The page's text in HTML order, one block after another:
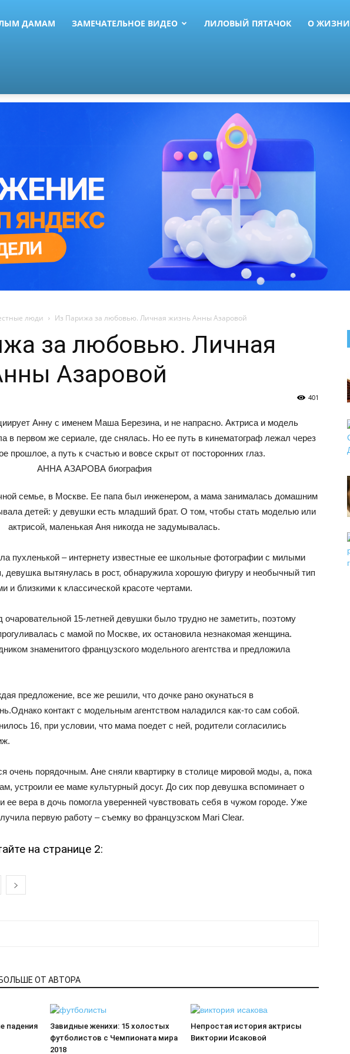
ДАМАМ ЗАМЕЧАТЕЛЬНОЕ ВИДЕО ЛИЛОВЫЙ ПЯТАЧОК О ЖИЗНИ
люди Из Парижа за любовью. Личная жизнь Анны Азаровой
за любовью. Личная
Азаровой
401
Анну с именем Маша Березина, и не напрасно. Актриса и модель
в первом же сериале, где снялась. Но ее путь в кинематограф лежал через
прошлое, а путь к счастью и вовсе скрыт от посторонних глаз.
семье, в Москве. Ее папа был инженером, а мама занималась домашним
детей: у девушки есть младший брат. О том, чтобы стать моделью или
актрисой, маленькая Аня никогда не задумывалась.
пухленькой – интернету известные ее школьные фотографии с милыми
девушка вытянулась в рост, обнаружила хорошую фигуру и необычный тип
и близкими к классической красоте чертами.
очаровательной 15-летней девушки было трудно не заметить, поэтому
с мамой по Москве, их остановила незнакомая женщина.
знаменитого французского модельного агентства и предложила
предложение, все же решили, что дочке рано окунаться в
Однако контакт с модельным агентством наладился как-то сам собой.
16, при условии, что мама поедет с ней, родители согласились
очень порядочным. Ане сняли квартирку в столице мировой моды, а, пока
устроили ее маме культурный досуг. До сих пор девушка вспоминает о
ее вера в дочь помогла уверенней чувствовать себя в чужом городе. Уже
первую работу – съемку во французском Mari Clear.
на странице 2:
БОЛЬШЕ ОТ АВТОРА
падения
Завидные женихи: 15 холостых
футболистов с Чемпионата мира
2018
Непростая история актрисы
Виктории Исаковой